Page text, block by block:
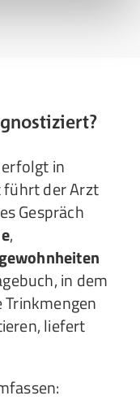
in
führt der Arzt
Gespräch
,
in dem
liefert